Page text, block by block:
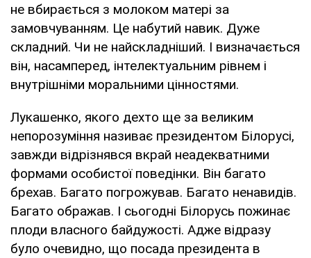
не вбирається з молоком матері за
замовчуванням. Це набутий навик. Дуже
складний. Чи не найскладніший. І визначається
він, насамперед, інтелектуальним рівнем і
внутрішніми моральними цінностями.
Лукашенко, якого дехто ще за великим
непорозуміння називає президентом Білорусі,
завжди відрізнявся вкрай неадекватними
формами особистої поведінки. Він багато
брехав. Багато погрожував. Багато ненавидів.
Багато ображав. І сьогодні Білорусь пожинає
плоди власного байдужості. Адже відразу
було очевидно, що посада президента в